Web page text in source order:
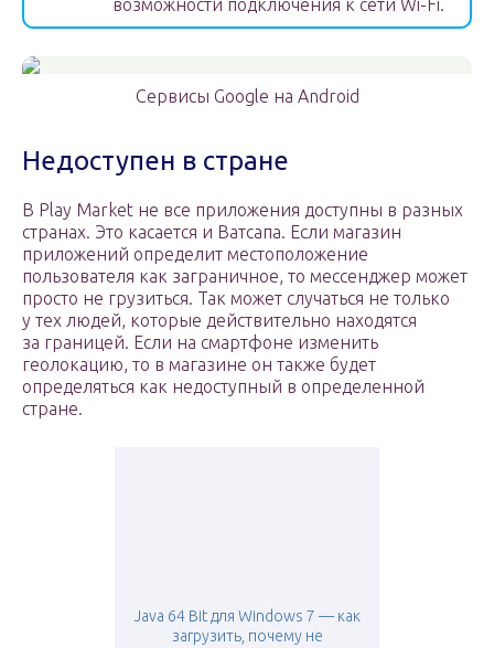
возможности подключения к сети Wi-Fi.
Сервисы Google на Android
Недоступен в стране
В Play Market не все приложения доступны в разных
странах. Это касается и Ватсапа. Если магазин
приложений определит местоположение
пользователя как заграничное, то мессенджер может
просто не грузиться. Так может случаться не только
у тех людей, которые действительно находятся
за границей. Если на смартфоне изменить
геолокацию, то в магазине он также будет
определяться как недоступный в определенной
стране.
Java 64 Bit для Windows 7 — как
загрузить, почему не